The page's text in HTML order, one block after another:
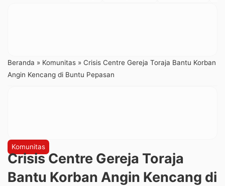
Beranda » Komunitas » Crisis Centre Gereja Toraja Bantu Korban
Angin Kencang di Buntu Pepasan
Komunitas
Crisis Centre Gereja Toraja
Bantu Korban Angin Kencang di